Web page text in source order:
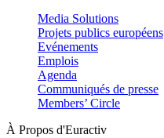
Media Solutions
Projets publics européens
Evénements
Emplois
Agenda
Communiqués de presse
Members’ Circle
À Propos d'Euractiv